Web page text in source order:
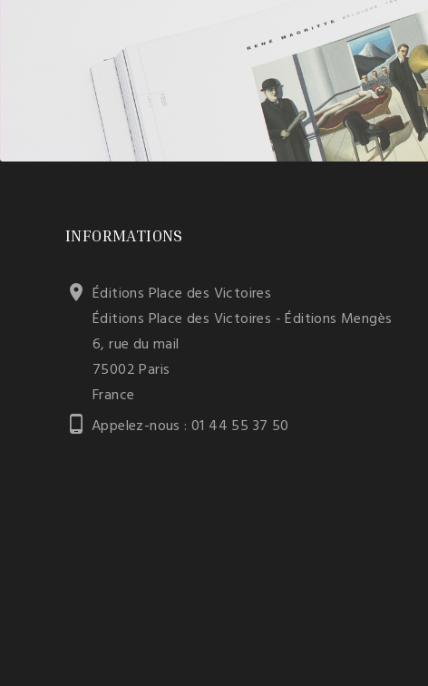
INFORMATIONS
 Éditions Place des Victoires
Éditions Place des Victoires - Éditions Mengès
6, rue du mail
75002 Paris
France
 Appelez-nous :01 44 55 37 50